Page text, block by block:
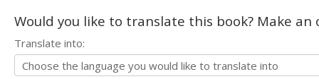
Would you like to translate this book? Make
Translate into: